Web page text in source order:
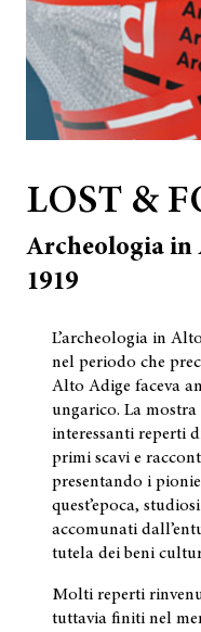
LOST &
Archeologia in
1919
L’archeologia in
nel periodo che
Alto Adige faceva
ungarico. La mostra
interessanti reperti
primi scavi e
presentando i
quest’epoca,
accomunati
tutela dei beni
Molti reperti
tuttavia finiti nel